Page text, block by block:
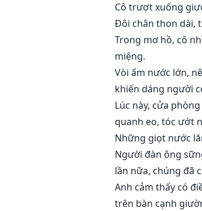
Cô trượt xuống
Đôi chân thon dài,
Trong mơ hồ, cô
miệng.
Vòi ấm nước lớn,
khiến dáng người
Lúc này, cửa
quanh eo, tóc ướt
Những giọt nước
Người đàn ông
lần nữa, chúng đã
Anh cảm thấy có
trên bàn cạnh